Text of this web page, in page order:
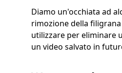
Diamo un'occhiata ad
rimozione della
utilizzare per eliminare
un video salvato in